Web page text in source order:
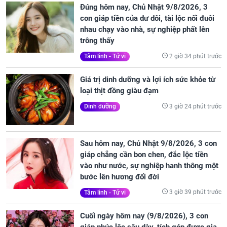
Đúng hôm nay, Chủ Nhật 9/8/2026, 3
con giáp tiền của dư dôi, tài lộc nối đuôi
nhau chạy vào nhà, sự nghiệp phất lên
trông thấy
Tâm linh - Tử vi 2 giờ 34 phút trước
Giá trị dinh dưỡng và lợi ích sức khỏe từ
loại thịt đồng giàu đạm
Dinh dưỡng 3 giờ 24 phút trước
Sau hôm nay, Chủ Nhật 9/8/2026, 3 con
giáp chẳng cần bon chen, đắc lộc tiền
vào như nước, sự nghiệp hanh thông một
bước lên hương đổi đời
Tâm linh - Tử vi 3 giờ 39 phút trước
Cuối ngày hôm nay (9/8/2026), 3 con